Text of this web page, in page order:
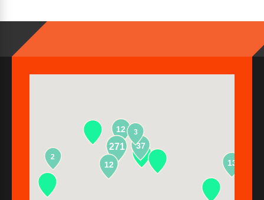
12
271
13
37
2
12
3